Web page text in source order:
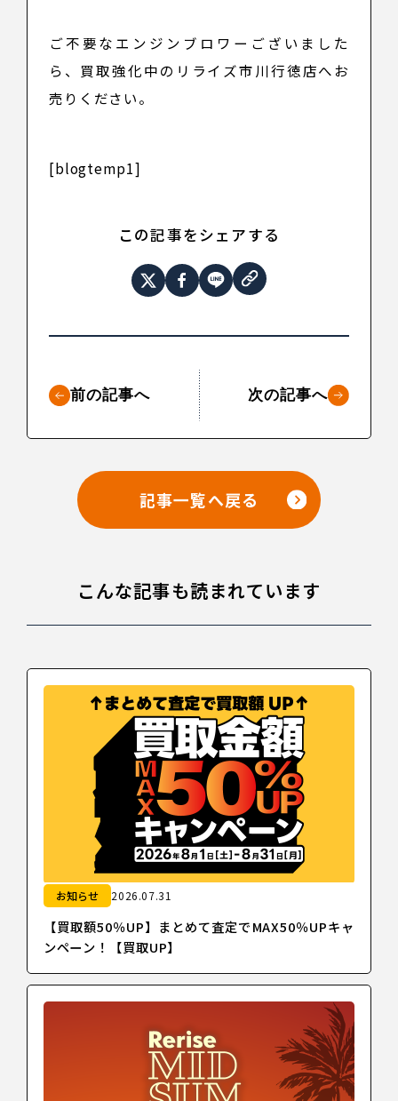
ご不要なエンジンブロワーございました
ら、買取強化中のリライズ市川行徳店へお
売りください。
[blogtemp1]
この記事をシェアする
前の記事へ 次の記事へ
記事一覧へ戻る
こんな記事も読まれています
お知らせ 2026.07.31
【買取額50％UP】まとめて査定でMAX50％UPキャ
ンペーン！【買取UP】